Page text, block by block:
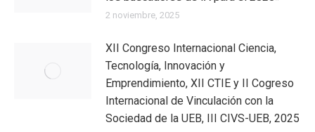
2 noviembre, 2025
XII Congreso Internacional Ciencia,
Tecnología, Innovación y
Emprendimiento, XII CTIE y II Cogreso
Internacional de Vinculación con la
Sociedad de la UEB, III CIVS-UEB, 2025